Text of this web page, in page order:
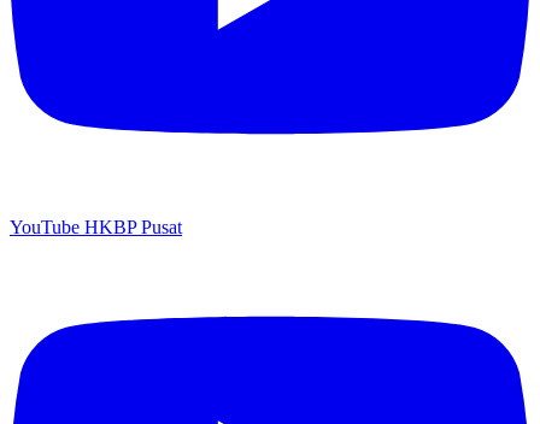
YouTube HKBP Pusat